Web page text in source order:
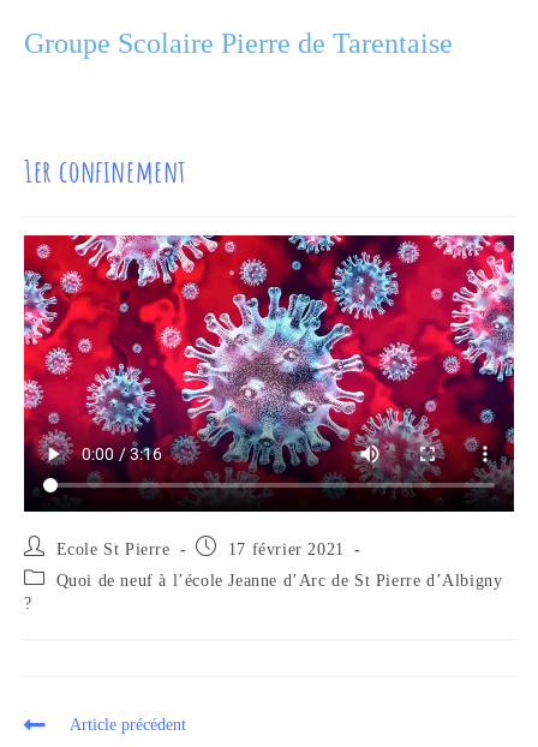
Groupe Scolaire Pierre de Tarentaise
1er confinement
Ecole St Pierre
17 février 2021
Quoi de neuf à l’école Jeanne d’Arc de St Pierre d’Albigny
?
Article précédent